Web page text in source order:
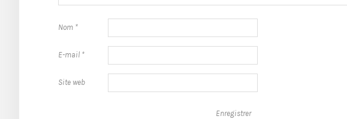
Nom *
E-mail *
Site web
Enregistrer